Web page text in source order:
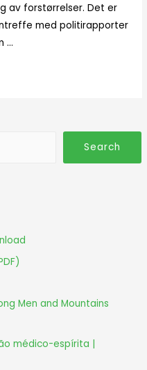
av forstørrelser. Det er
med politirapporter
…
Search
Men and Mountains
médico-espírita |